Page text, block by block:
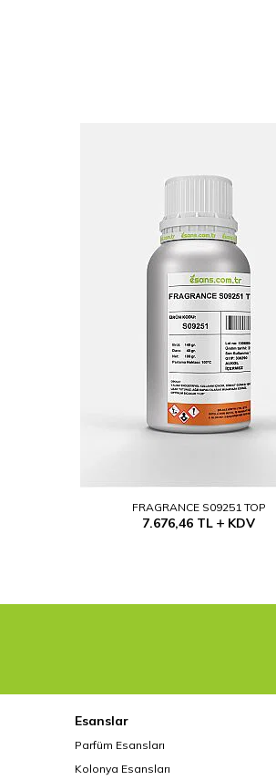
FRAGRANCE S09251 TOP
7.676,46 TL KDV
Esanslar
Parfüm Esansları
Kolonya Esansları